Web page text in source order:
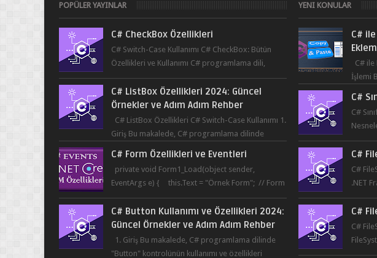
POPÜLER YAYINLAR
C# CheckBox Özellikleri
C# Switch-Case Kullanımı C# CheckBox: Bütün
Özellikleri ve Kullanımı C# programlama dili,
kullanıcının bir uygulama üzerinde seçim yapma...
C# ListBox Özellikleri 2024: Güncel
Örnekler ve Adım Adım Rehber
C# ListBox Özellikleri C# Switch-Case Kullanımı 1.
Giriş Bu makalede, C# programlama dilinde
C# Form Özellikleri ve Eventleri
private void Form1_Load(object sender,
EventArgs e) { this.Text = "Örnek Form"; // Form
başlığı this.BackColor = Co...
C# Button Kullanımı ve Özellikleri 2024:
Güncel Örnekler ve Adım Adım Rehber
1. Giriş Bu makalede, C# programlama dilinde
"Button" kontrolünün kullanımı ve özellikleri
YENI KONULAR
C#
C# ile
İşlemi
C#
C#
ve
C#
C#
.NET
dosya
C#
C#
Core